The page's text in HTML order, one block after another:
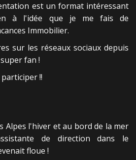
est un format intéressant
à l'idée que je me fais de
Immobilier.
sur les réseaux sociaux depuis
fan !
!!
Alpes l'hiver et au bord de la mer
de direction dans le
floue !